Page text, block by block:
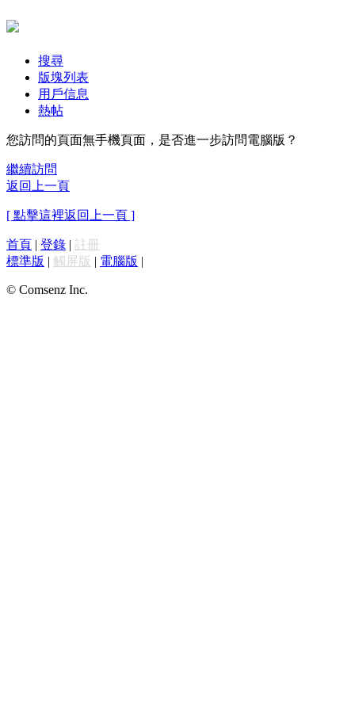
搜尋
版塊列表
用戶信息
熱帖
您訪問的頁面無手機頁面，是否進一步訪問電腦版？
繼續訪問
返回上一頁
[ 點擊這裡返回上一頁 ]
首頁 | 登錄 | 註冊
標準版 | 觸屏版 | 電腦版 |
© Comsenz Inc.